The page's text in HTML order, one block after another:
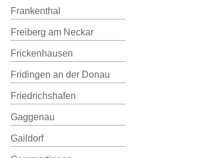
Frankenthal
Freiberg am Neckar
Frickenhausen
Fridingen an der Donau
Friedrichshafen
Gaggenau
Gaildorf